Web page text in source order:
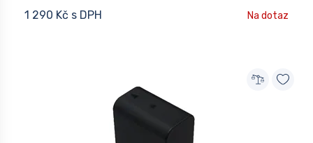
1 290 Kč s DPH Na dotaz